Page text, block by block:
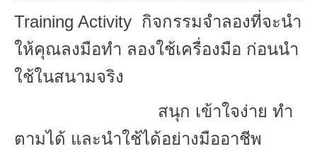
Training Activity กิจกรรมจำลองที่จะนำ
ให้คุณลงมือทำ ลองใช้เครื่องมือ ก่อนนำ
ใช้ในสนามจริง
สนุก เข้าใจง่าย ทำ
ตามได้ และนำใช้ได้อย่างมืออาชีพ